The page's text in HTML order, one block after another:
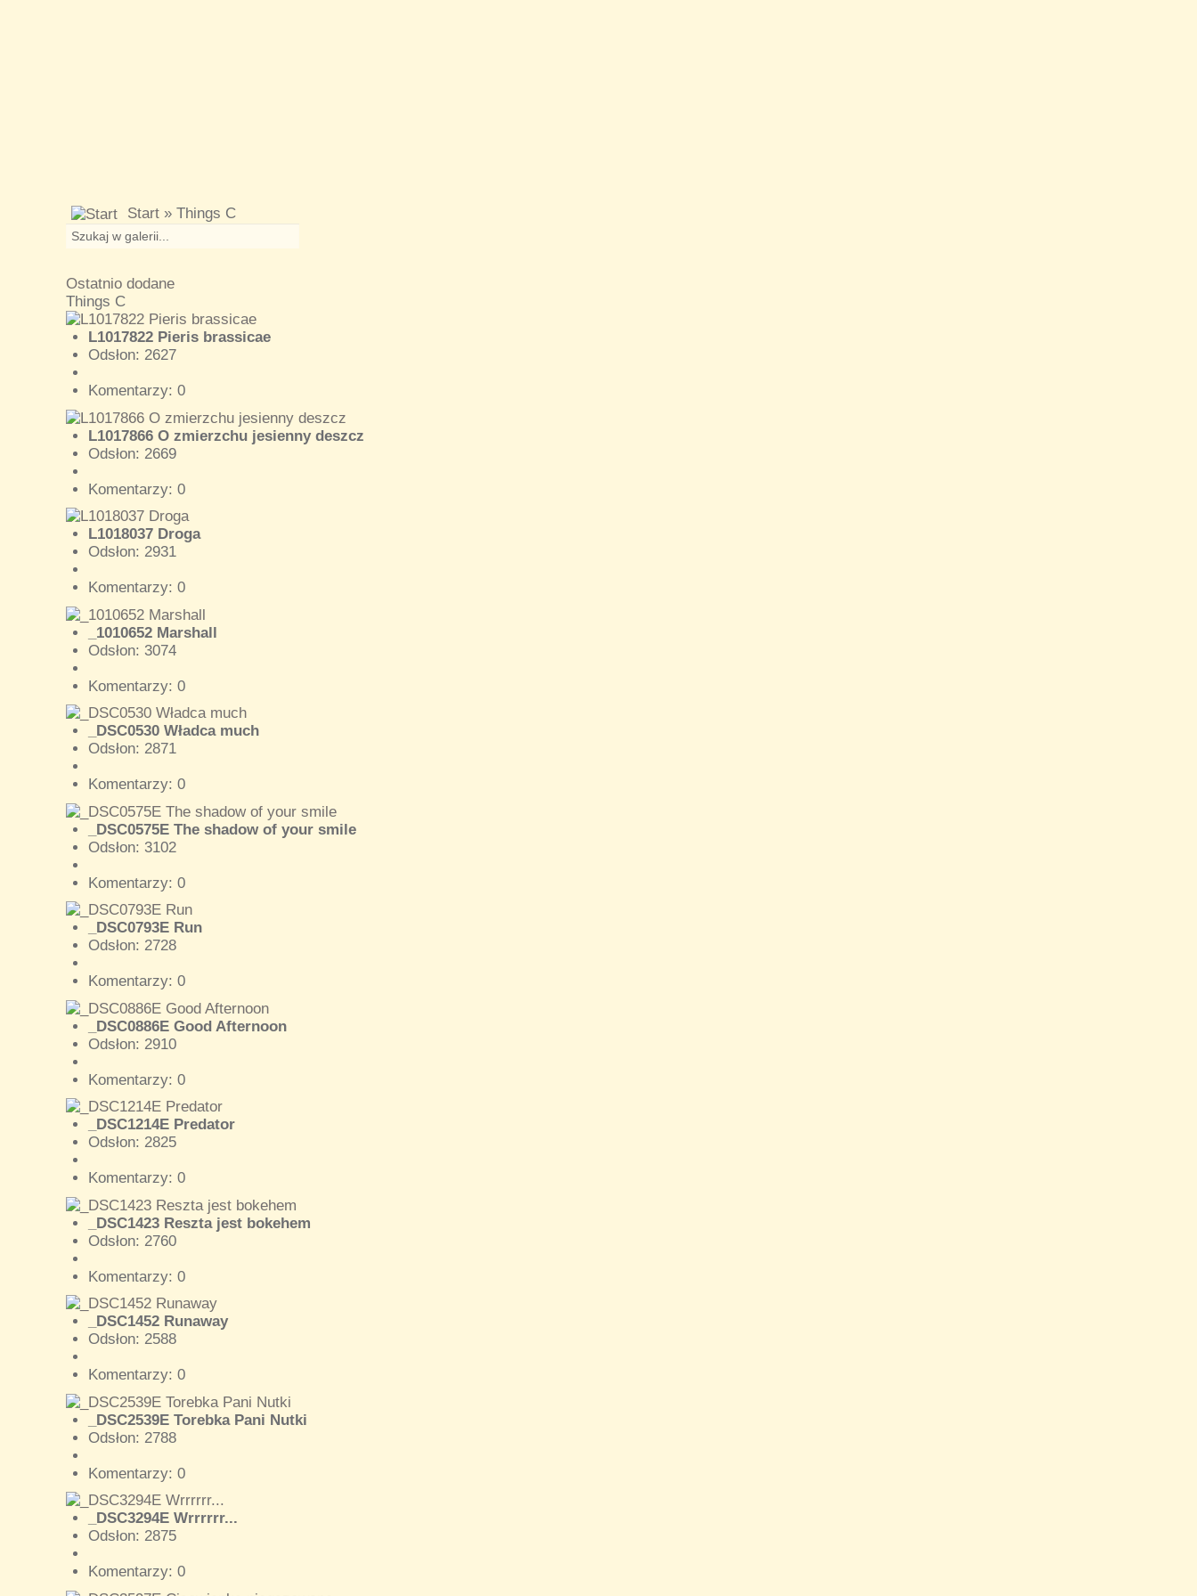
Start » Things C
Ostatnio dodane
Things C
L1017822 Pieris brassicae
Odsłon: 2627
Komentarzy: 0
L1017866 O zmierzchu jesienny deszcz
Odsłon: 2669
Komentarzy: 0
L1018037 Droga
Odsłon: 2931
Komentarzy: 0
_1010652 Marshall
Odsłon: 3074
Komentarzy: 0
_DSC0530 Władca much
Odsłon: 2871
Komentarzy: 0
_DSC0575E The shadow of your smile
Odsłon: 3102
Komentarzy: 0
_DSC0793E Run
Odsłon: 2728
Komentarzy: 0
_DSC0886E Good Afternoon
Odsłon: 2910
Komentarzy: 0
_DSC1214E Predator
Odsłon: 2825
Komentarzy: 0
_DSC1423 Reszta jest bokehem
Odsłon: 2760
Komentarzy: 0
_DSC1452 Runaway
Odsłon: 2588
Komentarzy: 0
_DSC2539E Torebka Pani Nutki
Odsłon: 2788
Komentarzy: 0
_DSC3294E Wrrrrrr...
Odsłon: 2875
Komentarzy: 0